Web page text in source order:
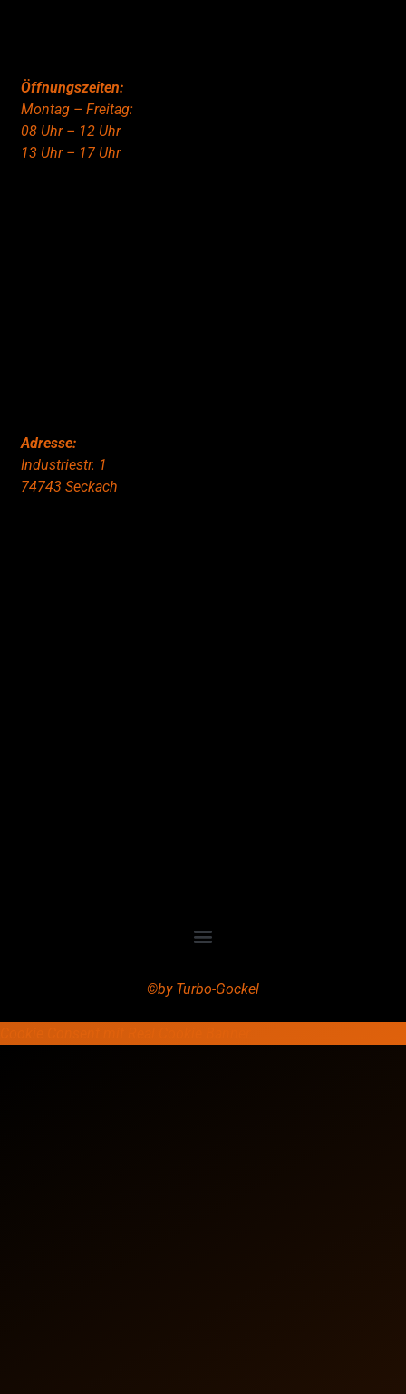
Adresse:
Industriestr. 1
74743 Seckach
Öffnungszeiten:
Montag – Freitag:
08 Uhr – 12 Uhr
13 Uhr – 17 Uhr
©by Turbo-Gockel